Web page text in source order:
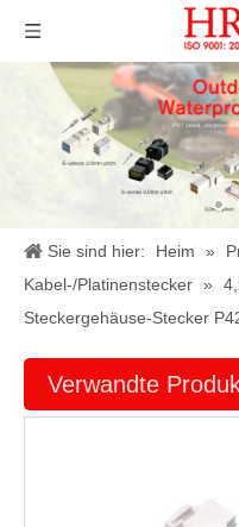
Sie sind hier: Heim »
Kabel-/Platinenstecker »
Steckergehäuse-Stecker
Verwandte